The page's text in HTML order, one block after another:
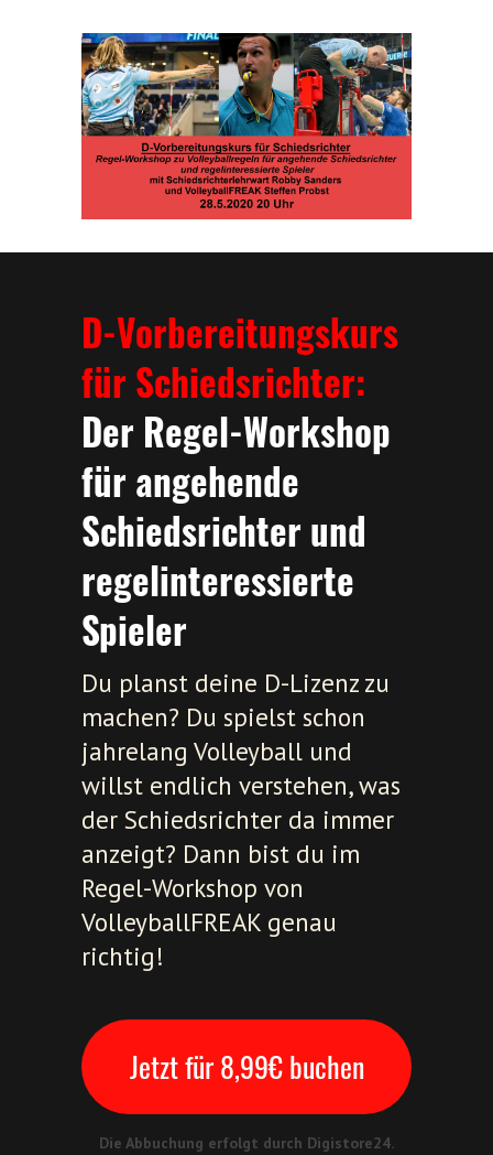
D-Vorbereitungskurs
für Schiedsrichter:
Der Regel-Workshop
für angehende
Schiedsrichter und
regelinteressierte
Spieler
Du planst deine D-Lizenz zu
machen? Du spielst schon
jahrelang Volleyball und
willst endlich verstehen, was
der Schiedsrichter da immer
anzeigt? Dann bist du im
Regel-Workshop von
VolleyballFREAK genau
richtig!
Jetzt für 8,99€ buchen
Die Abbuchung erfolgt durch Digistore24.